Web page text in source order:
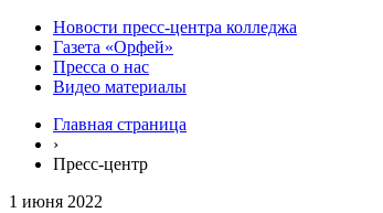
Новости пресс-центра колледжа
Газета «Орфей»
Пресса о нас
Видео материалы
Главная страница
›
Пресс-центр
1 июня 2022